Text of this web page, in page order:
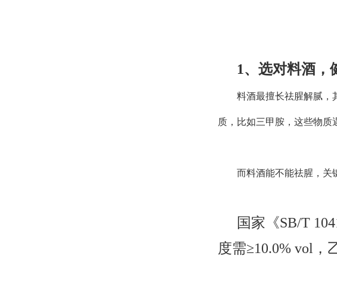
1、选对料酒，
料酒最擅长祛腥解腻，
质，比如三甲胺，这些物质
而料酒能不能祛腥，关
国家《SB/T
度需≥10.0% vol ，